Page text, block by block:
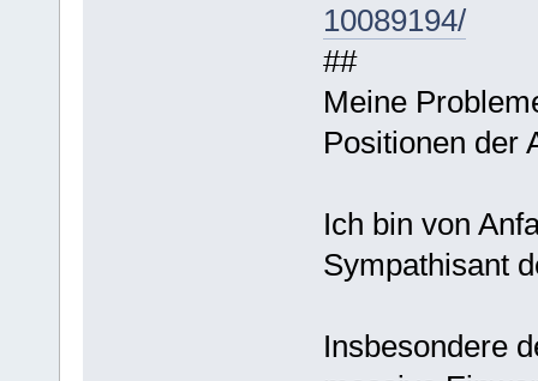
10089194/
##
Meine
Positionen der
Ich bin von
Sympathisant
Insbesondere